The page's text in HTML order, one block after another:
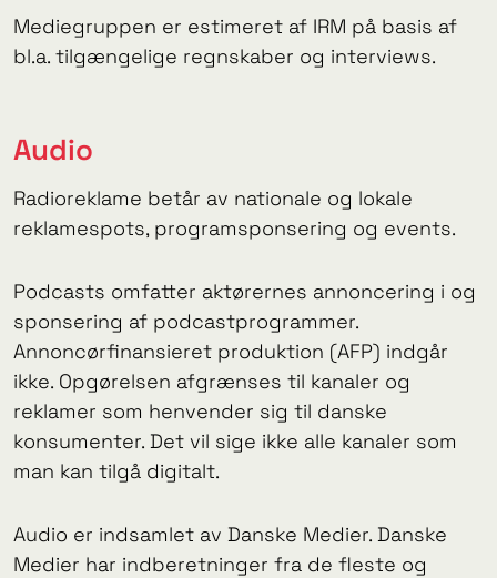
Mediegruppen er estimeret af IRM på basis af
bl.a. tilgængelige regnskaber og interviews.
Audio
Radioreklame betår av nationale og lokale
reklamespots, programsponsering og events.
Podcasts omfatter aktørernes annoncering i og
sponsering af podcastprogrammer.
Annoncørfinansieret produktion (AFP) indgår
ikke. Opgørelsen afgrænses til kanaler og
reklamer som henvender sig til danske
konsumenter. Det vil sige ikke alle kanaler som
man kan tilgå digitalt.
Audio er indsamlet av Danske Medier. Danske
Medier har indberetninger fra de fleste og